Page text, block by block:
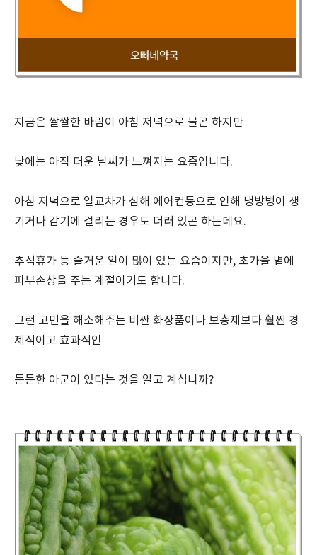
지금은 쌀쌀한 바람이 아침 저녁으로 불곤 하지만
낮에는 아직 더운 날씨가 느껴지는 요즘입니다.
아침 저녁으로 일교차가 심해 에어컨등으로 인해 냉방병이 생
기거나 감기에 걸리는 경우도 더러 있곤 하는데요.
추석휴가 등 즐거운 일이 많이 있는 요즘이지만, 초가을 볕에
피부손상을 주는 계절이기도 합니다.
그런 고민을 해소해주는 비싼 화장품이나 보충제보다 훨씬 경
제적이고 효과적인
든든한 아군이 있다는 것을 알고 계십니까?